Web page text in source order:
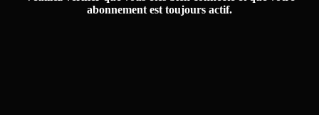
abonnement est toujours actif.